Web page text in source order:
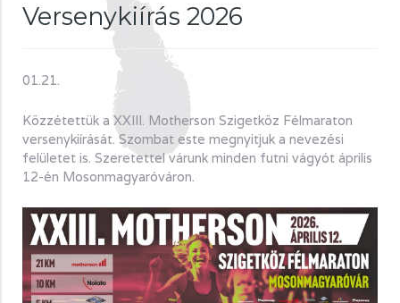
Versenykiírás 2026
01.21.
Közzétettük a XXIII. Motherson Szigetköz Félmaraton
versenykiírását. Szombat este megnyitjuk a nevezési
felületet is. Szeretettel várunk minden futni vágyót április
12-én Mosonmagyaróváron.